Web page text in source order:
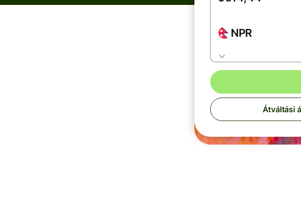
NPR
Átváltási